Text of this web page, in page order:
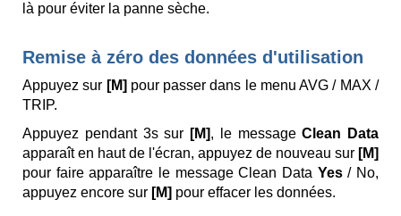
là pour éviter la panne sèche.
Remise à zéro des données d'utilisation
Appuyez sur [M] pour passer dans le menu AVG / MAX /
TRIP.
Appuyez pendant 3s sur [M], le messageClean Data
apparaît en haut de l'écran, appuyez de nouveau sur [M]
pour faire apparaître le message Clean Data Yes/ No,
appuyez encore sur [M] pour effacer les données.